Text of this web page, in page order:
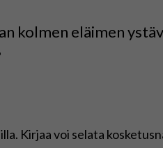
kolmen eläimen
Kirjaa voi selata